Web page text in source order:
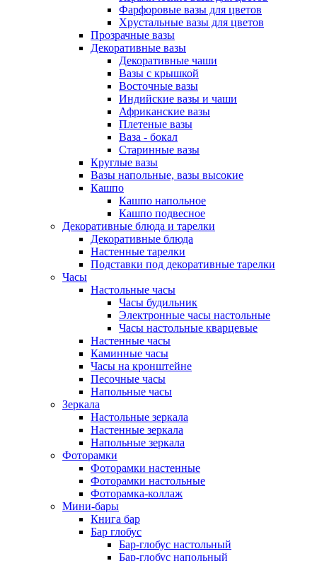
Фарфоровые вазы для цветов
Хрустальные вазы для цветов
Прозрачные вазы
Декоративные вазы
Декоративные чаши
Вазы с крышкой
Восточные вазы
Индийские вазы и чаши
Африканские вазы
Плетеные вазы
Ваза - бокал
Старинные вазы
Круглые вазы
Вазы напольные, вазы высокие
Кашпо
Кашпо напольное
Кашпо подвесное
Декоративные блюда и тарелки
Декоративные блюда
Настенные тарелки
Подставки под декоративные тарелки
Часы
Настольные часы
Часы будильник
Электронные часы настольные
Часы настольные кварцевые
Настенные часы
Каминные часы
Часы на кронштейне
Песочные часы
Напольные часы
Зеркала
Настольные зеркала
Настенные зеркала
Напольные зеркала
Фоторамки
Фоторамки настенные
Фоторамки настольные
Фоторамка-коллаж
Мини-бары
Книга бар
Бар глобус
Бар-глобус настольный
Бар-глобус напольный